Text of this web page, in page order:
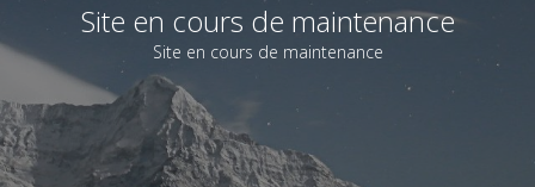
Site en cours de maintenance
Site en cours de maintenance